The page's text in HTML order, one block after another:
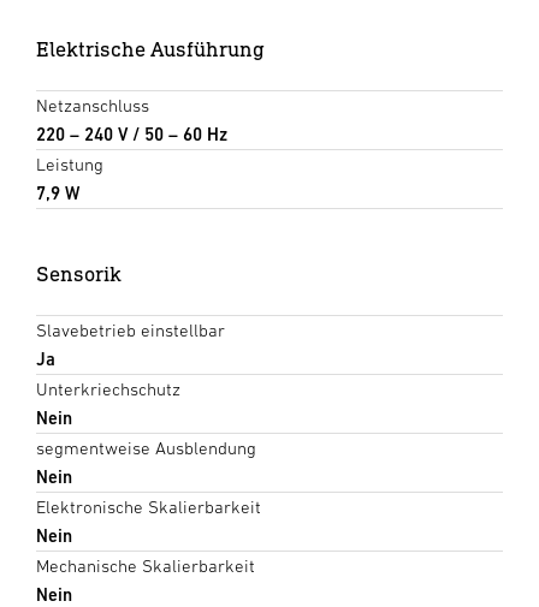
Elektrische Ausführung
Netzanschluss
220 – 240 V / 50 – 60 Hz
Leistung
7,9 W
Sensorik
Slavebetrieb einstellbar
Ja
Unterkriechschutz
Nein
segmentweise Ausblendung
Nein
Elektronische Skalierbarkeit
Nein
Mechanische Skalierbarkeit
Nein